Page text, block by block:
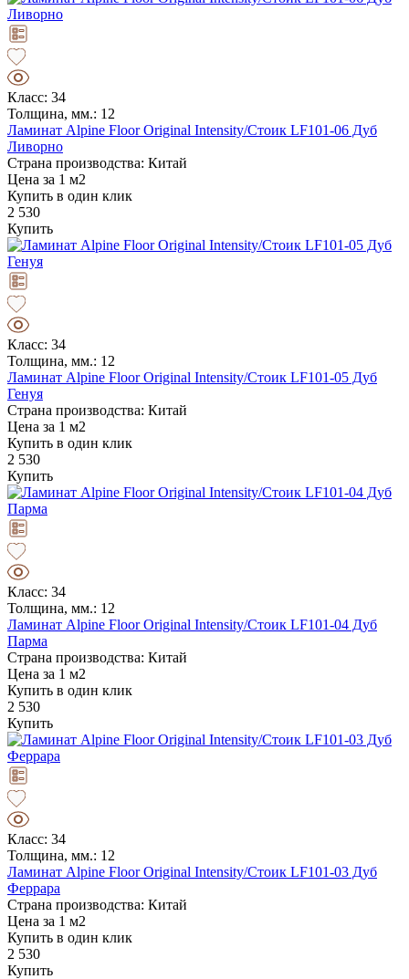
Класс: 34
Толщина, мм.: 12
Ламинат Alpine Floor Original Intensity/Стоик LF101-06 Дуб
Ливорно
Страна производства: Китай
Цена за 1 м2
Купить в один клик
2 530
Купить
Класс: 34
Толщина, мм.: 12
Ламинат Alpine Floor Original Intensity/Стоик LF101-05 Дуб
Генуя
Страна производства: Китай
Цена за 1 м2
Купить в один клик
2 530
Купить
Класс: 34
Толщина, мм.: 12
Ламинат Alpine Floor Original Intensity/Стоик LF101-04 Дуб
Парма
Страна производства: Китай
Цена за 1 м2
Купить в один клик
2 530
Купить
Класс: 34
Толщина, мм.: 12
Ламинат Alpine Floor Original Intensity/Стоик LF101-03 Дуб
Феррара
Страна производства: Китай
Цена за 1 м2
Купить в один клик
2 530
Купить